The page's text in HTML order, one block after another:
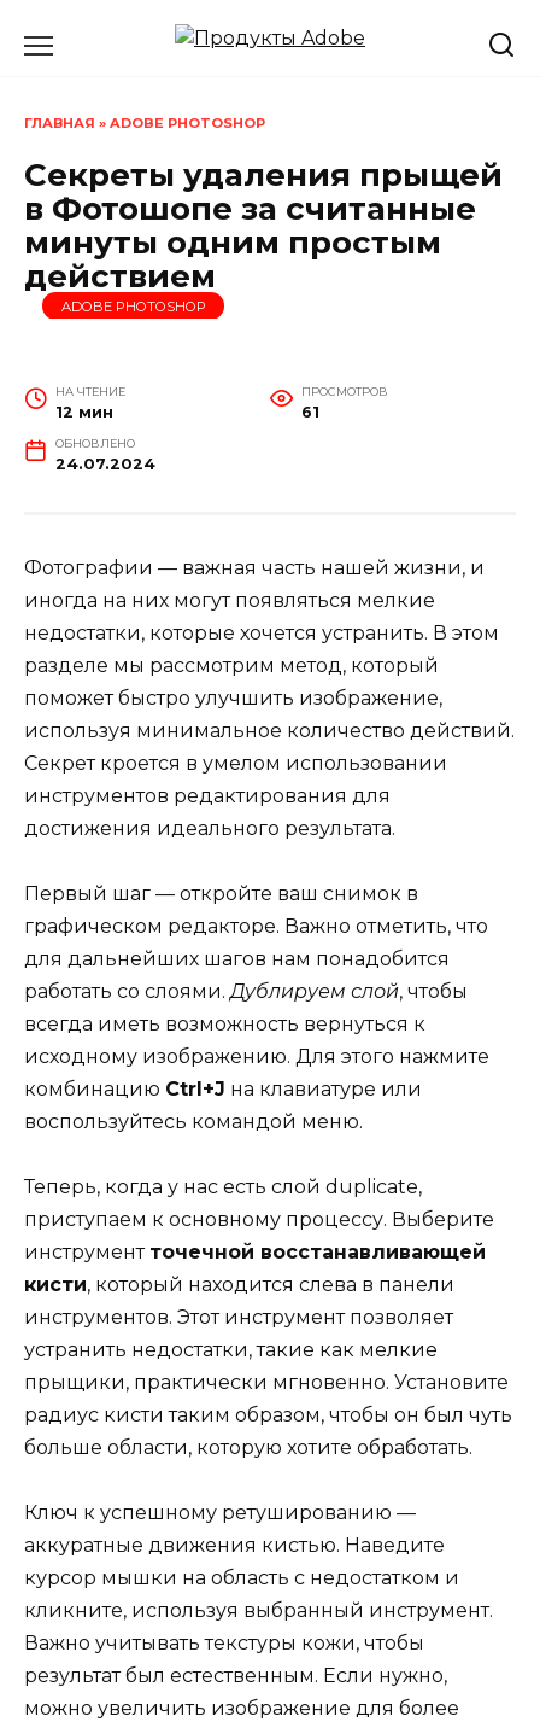
ГЛАВНАЯ » ADOBE PHOTOSHOP
Секреты удаления прыщей
в Фотошопе за считанные
минуты одним простым
действием
ADOBE PHOTOSHOP
НА ЧТЕНИЕ
12 мин
ПРОСМОТРОВ
61
ОБНОВЛЕНО
24.07.2024
Фотографии — важная часть нашей жизни, и
иногда на них могут появляться мелкие
недостатки, которые хочется устранить. В этом
разделе мы рассмотрим метод, который
поможет быстро улучшить изображение,
используя минимальное количество действий.
Секрет кроется в умелом использовании
инструментов редактирования для
достижения идеального результата.
Первый шаг — откройте ваш снимок в
графическом редакторе. Важно отметить, что
для дальнейших шагов нам понадобится
работать со слоями.Дублируем слой, чтобы
всегда иметь возможность вернуться к
исходному изображению. Для этого нажмите
комбинацию Ctrl+J на клавиатуре или
воспользуйтесь командой меню.
Теперь, когда у нас есть слой duplicate,
приступаем к основному процессу. Выберите
инструмент точечной восстанавливающей
кисти, который находится слева в панели
инструментов. Этот инструмент позволяет
устранить недостатки, такие как мелкие
прыщики, практически мгновенно. Установите
радиус кисти таким образом, чтобы он был чуть
больше области, которую хотите обработать.
Ключ к успешному ретушированию —
аккуратные движения кистью. Наведите
курсор мышки на область с недостатком и
кликните, используя выбранный инструмент.
Важно учитывать текстуры кожи, чтобы
результат был естественным. Если нужно,
можно увеличить изображение для более